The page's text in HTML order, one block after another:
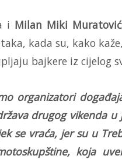
i Milan Miki Muratović
kada su, kako
bajkere iz cijelog
organizatori
drugog vikenda
se vraća, jer su u
koja